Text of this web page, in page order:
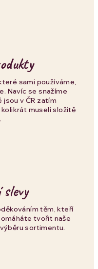
sami používáme,
Navíc se snažíme
v ČR zatím
museli složitě
těm, kteří
tvořit naše
sortimentu.